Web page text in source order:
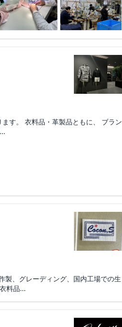
す。 衣料品・革製品ともに、 ブラン
製、グレーディング、国内工場での生
料品...